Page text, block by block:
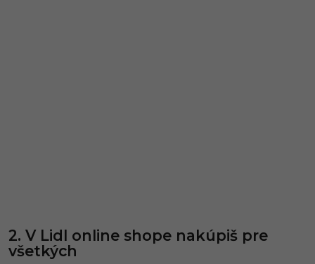
2. V Lidl online shope nakúpiš pre
všetkých